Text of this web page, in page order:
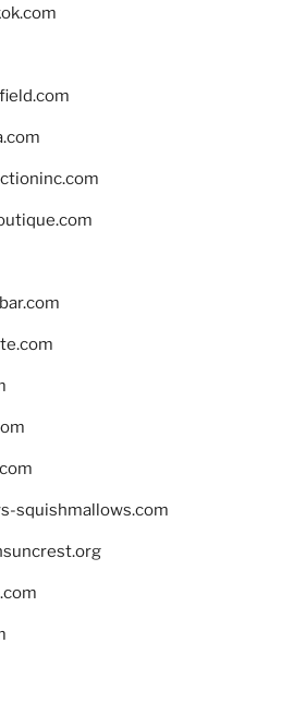
squishmallows.com